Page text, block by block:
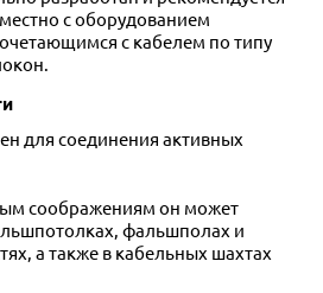
с оборудованием
с кабелем по типу
для соединения активных
соображениям он может
фальшполах и
а также в кабельных шахтах